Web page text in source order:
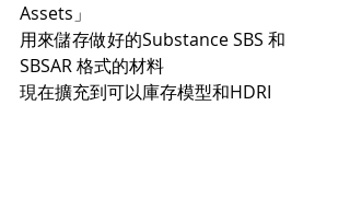
Assets」
用來儲存做好的Substance SBS 和
SBSAR 格式的材料
現在擴充到可以庫存模型和HDRI